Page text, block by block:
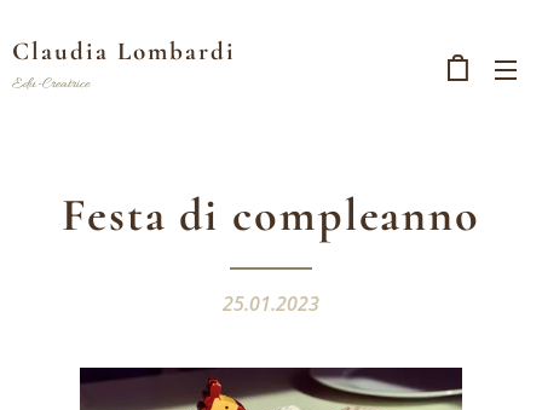
Claudia Lombardi
Edu-Creatrice
Festa di compleanno
25.01.2023